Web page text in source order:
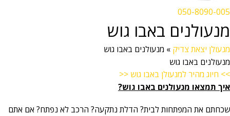
050-8090-005
מנעולנים באבו גוש
מנעולן יצאת צדיק » מנעולנים באבו גוש
מנעולנים באבו גוש
>> חיוג מהיר למנעולן באבו גוש <<
איך תמצאו מנעולנים באבו גוש?
שכחתם את המפתחות לבית? הדלת נתקעה? הרכב לא נפתח? אם אתם